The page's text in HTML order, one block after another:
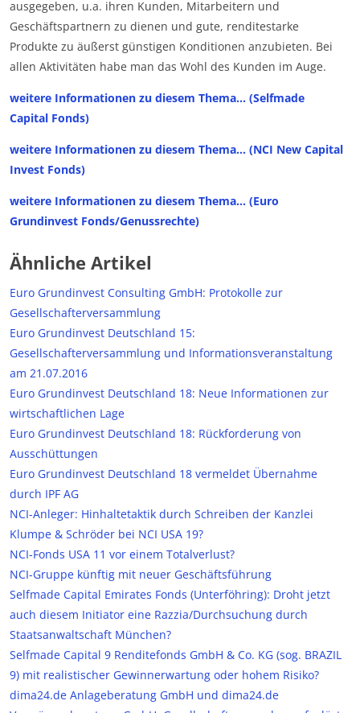
ausgegeben, u.a. ihren Kunden, Mitarbeitern und
Geschäftspartnern zu dienen und gute, renditestarke
Produkte zu äußerst günstigen Konditionen anzubieten. Bei
allen Aktivitäten habe man das Wohl des Kunden im Auge.
weitere Informationen zu diesem Thema… (Selfmade
Capital Fonds)
weitere Informationen zu diesem Thema… (NCI New Capital
Invest Fonds)
weitere Informationen zu diesem Thema… (Euro
Grundinvest Fonds/Genussrechte)
Ähnliche Artikel
Euro Grundinvest Consulting GmbH: Protokolle zur
Gesellschafterversammlung
Euro Grundinvest Deutschland 15:
Gesellschafterversammlung und Informationsveranstaltung
am 21.07.2016
Euro Grundinvest Deutschland 18: Neue Informationen zur
wirtschaftlichen Lage
Euro Grundinvest Deutschland 18: Rückforderung von
Ausschüttungen
Euro Grundinvest Deutschland 18 vermeldet Übernahme
durch IPF AG
NCI-Anleger: Hinhaltetaktik durch Schreiben der Kanzlei
Klumpe & Schröder bei NCI USA 19?
NCI-Fonds USA 11 vor einem Totalverlust?
NCI-Gruppe künftig mit neuer Geschäftsführung
Selfmade Capital Emirates Fonds (Unterföhring): Droht jetzt
auch diesem Initiator eine Razzia/Durchsuchung durch
Staatsanwaltschaft München?
Selfmade Capital 9 Renditefonds GmbH & Co. KG (sog. BRAZIL
9) mit realistischer Gewinnerwartung oder hohem Risiko?
dima24.de Anlageberatung GmbH und dima24.de